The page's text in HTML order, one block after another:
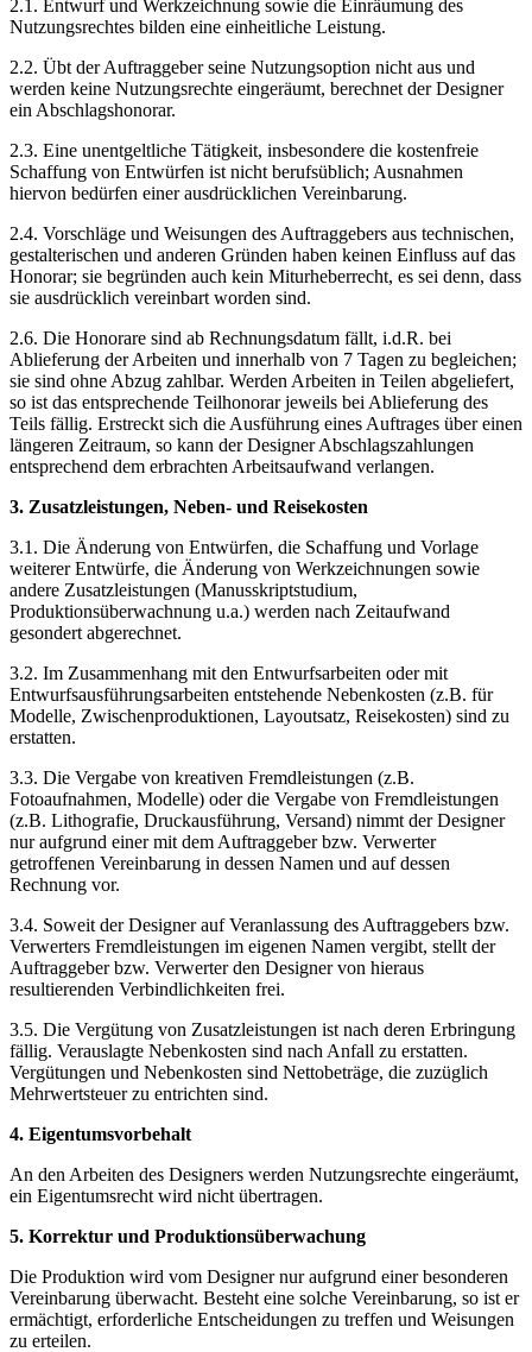
2.1. Entwurf und Werkzeichnung sowie die Einräumung des
Nutzungsrechtes bilden eine einheitliche Leistung.
2.2. Übt der Auftraggeber seine Nutzungsoption nicht aus und
werden keine Nutzungsrechte eingeräumt, berechnet der Designer
ein Abschlagshonorar.
2.3. Eine unentgeltliche Tätigkeit, insbesondere die kostenfreie
Schaffung von Entwürfen ist nicht berufsüblich; Ausnahmen
hiervon bedürfen einer ausdrücklichen Vereinbarung.
2.4. Vorschläge und Weisungen des Auftraggebers aus technischen,
gestalterischen und anderen Gründen haben keinen Einfluss auf das
Honorar; sie begründen auch kein Miturheberrecht, es sei denn, dass
sie ausdrücklich vereinbart worden sind.
2.6. Die Honorare sind ab Rechnungsdatum fällt, i.d.R. bei
Ablieferung der Arbeiten und innerhalb von 7 Tagen zu begleichen;
sie sind ohne Abzug zahlbar. Werden Arbeiten in Teilen abgeliefert,
so ist das entsprechende Teilhonorar jeweils bei Ablieferung des
Teils fällig. Erstreckt sich die Ausführung eines Auftrages über einen
längeren Zeitraum, so kann der Designer Abschlagszahlungen
entsprechend dem erbrachten Arbeitsaufwand verlangen.
3. Zusatzleistungen, Neben- und Reisekosten
3.1. Die Änderung von Entwürfen, die Schaffung und Vorlage
weiterer Entwürfe, die Änderung von Werkzeichnungen sowie
andere Zusatzleistungen (Manusskriptstudium,
Produktionsüberwachnung u.a.) werden nach Zeitaufwand
gesondert abgerechnet.
3.2. Im Zusammenhang mit den Entwurfsarbeiten oder mit
Entwurfsausführungsarbeiten entstehende Nebenkosten (z.B. für
Modelle, Zwischenproduktionen, Layoutsatz, Reisekosten) sind zu
erstatten.
3.3. Die Vergabe von kreativen Fremdleistungen (z.B.
Fotoaufnahmen, Modelle) oder die Vergabe von Fremdleistungen
(z.B. Lithografie, Druckausführung, Versand) nimmt der Designer
nur aufgrund einer mit dem Auftraggeber bzw. Verwerter
getroffenen Vereinbarung in dessen Namen und auf dessen
Rechnung vor.
3.4. Soweit der Designer auf Veranlassung des Auftraggebers bzw.
Verwerters Fremdleistungen im eigenen Namen vergibt, stellt der
Auftraggeber bzw. Verwerter den Designer von hieraus
resultierenden Verbindlichkeiten frei.
3.5. Die Vergütung von Zusatzleistungen ist nach deren Erbringung
fällig. Verauslagte Nebenkosten sind nach Anfall zu erstatten.
Vergütungen und Nebenkosten sind Nettobeträge, die zuzüglich
Mehrwertsteuer zu entrichten sind.
4. Eigentumsvorbehalt
An den Arbeiten des Designers werden Nutzungsrechte eingeräumt,
ein Eigentumsrecht wird nicht übertragen.
5. Korrektur und Produktionsüberwachung
Die Produktion wird vom Designer nur aufgrund einer besonderen
Vereinbarung überwacht. Besteht eine solche Vereinbarung, so ist er
ermächtigt, erforderliche Entscheidungen zu treffen und Weisungen
zu erteilen.